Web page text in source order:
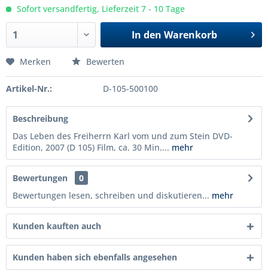
Sofort versandfertig, Lieferzeit 7 - 10 Tage
In den Warenkorb
Merken Bewerten
Artikel-Nr.: D-105-500100
Beschreibung
Das Leben des Freiherrn Karl vom und zum Stein DVD-
Edition, 2007 (D 105) Film, ca. 30 Min.... mehr
Bewertungen
0
Bewertungen lesen, schreiben und diskutieren... mehr
Kunden kauften auch
Kunden haben sich ebenfalls angesehen